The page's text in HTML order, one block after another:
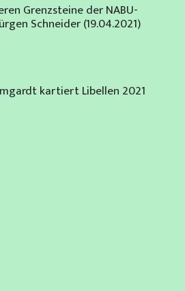
Grenzsteine der NABU-
Schneider (19.04.2021)
kartiert Libellen 2021